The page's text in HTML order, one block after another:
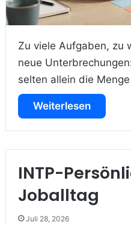
Zu viele Aufgaben, zu
neue
selten allein die
Weiterlesen
INTP-
Joballtag
Juli 28, 2026